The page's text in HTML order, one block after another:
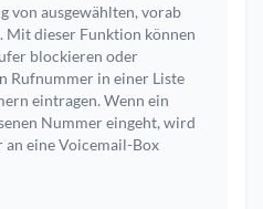
von ausgewählten, vorab
dieser Funktion können
blockieren oder
Rufnummer in einer Liste
eintragen. Wenn ein
Nummer eingeht, wird
eine Voicemail-Box